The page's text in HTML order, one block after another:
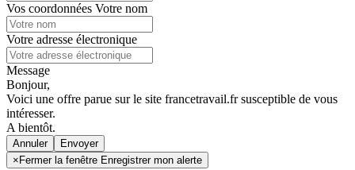
Vos coordonnées Votre nom
Votre adresse électronique
Message
Bonjour,
Voici une offre parue sur le site francetravail.fr susceptible de vous
intéresser.
A bientôt.
Annuler
× Fermer la fenêtre Enregistrer mon alerte